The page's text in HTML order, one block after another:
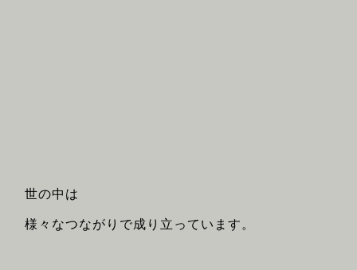
世の中は
様々なつながりで成り立っています。